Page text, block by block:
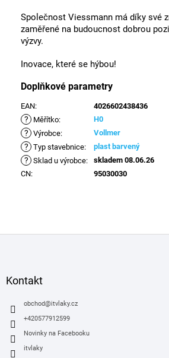
Společnost Viessmann má díky své
zaměřené na budoucnost dobrou
výzvy.
Inovace, které se hýbou!
Doplňkové parametry
EAN: 4026602438436
? Měřítko: H0
? Výrobce: Vollmer
? Typ stavebnice: plast barvený
? Sklad u výrobce:
skladem 08.06.26
CN: 95030030
Kontakt
obchod@itvlaky.cz
+420577912599
Novinky na Facebooku
itvlaky